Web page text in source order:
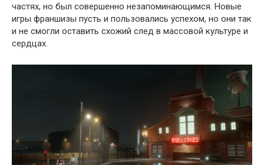
частях, но был совершенно незапоминающимся. Новые
игры франшизы пусть и пользовались успехом, но они так
и не смогли оставить схожий след в массовой культуре и
сердцах.